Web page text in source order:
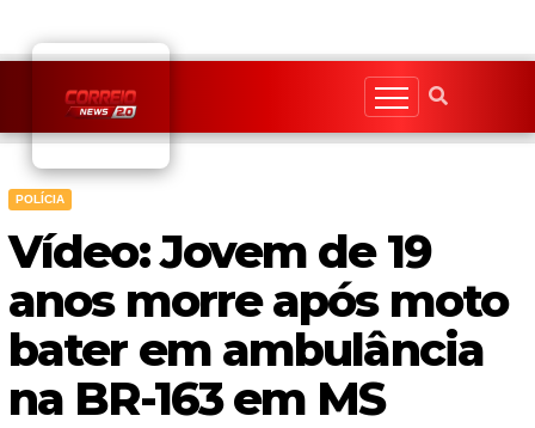
content
POLÍCIA
Vídeo: Jovem de 19
anos morre após moto
bater em ambulância
na BR-163 em MS